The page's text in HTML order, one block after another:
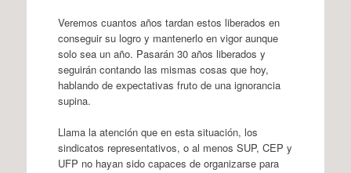
Veremos cuantos años tardan estos liberados en
conseguir su logro y mantenerlo en vigor aunque
solo sea un año. Pasarán 30 años liberados y
seguirán contando las mismas cosas que hoy,
hablando de expectativas fruto de una ignorancia
supina.
Llama la atención que en esta situación, los
sindicatos representativos, o al menos SUP, CEP y
UFP no hayan sido capaces de organizarse para